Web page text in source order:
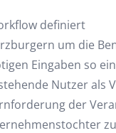
definiert
um die
Eingaben so
Nutzer als
der